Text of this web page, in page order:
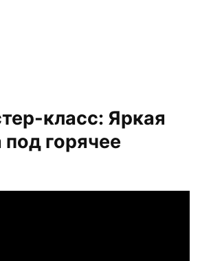
класс: Яркая
горячее